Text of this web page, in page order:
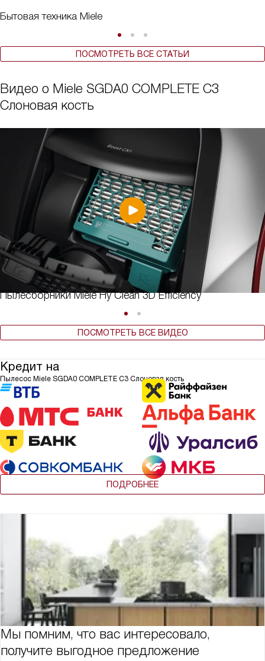
Бытовая техника Miele
ПОСМОТРЕТЬ ВСЕ СТАТЬИ
Видео о Miele SGDA0 COMPLETE C3
Слоновая кость
Пылесборники Miele Hy Clean 3D Efficiency
ПОСМОТРЕТЬ ВСЕ ВИДЕО
Кредит на
Пылесос Miele SGDA0 COMPLETE C3 Слоновая кость
ПОДРОБНЕЕ
Мы помним, что вас интересовало,
получите выгодное предложение